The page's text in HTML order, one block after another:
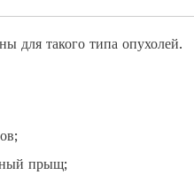
для такого типа опухолей.
прыщ;